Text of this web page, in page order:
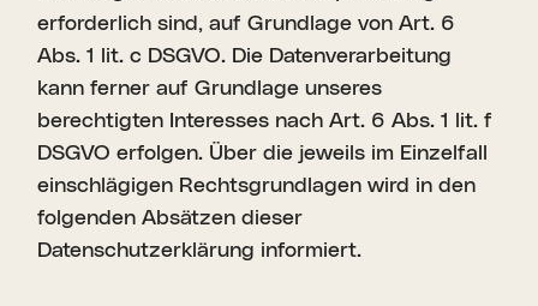
erforderlich sind, auf Grundlage von Art. 6
Abs. 1 lit. c DSGVO. Die Datenverarbeitung
kann ferner auf Grundlage unseres
berechtigten Interesses nach Art. 6 Abs. 1 lit. f
DSGVO erfolgen. Über die jeweils im Einzelfall
einschlägigen Rechtsgrundlagen wird in den
folgenden Absätzen dieser
Datenschutzerklärung informiert.